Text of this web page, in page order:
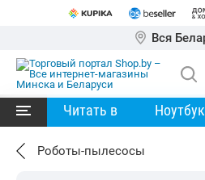
Вся
Читать в
Роботы-пылесосы